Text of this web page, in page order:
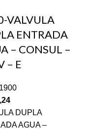
VALVULA
ENTRADA
– CONSUL –
– E
1900
DUPLA
AGUA –